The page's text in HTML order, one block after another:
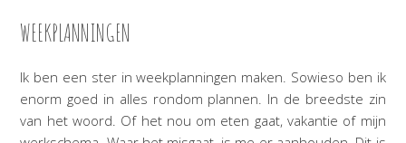
WEEKPLANNINGEN
Ik ben een ster in weekplanningen maken. Sowieso ben ik
enorm goed in alles rondom plannen. In de breedste zin
van het woord. Of het nou om eten gaat, vakantie of mijn